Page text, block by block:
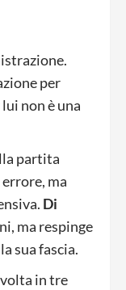
per
non è una
partita
ma
Di
ma respinge
sua fascia.
volta in tre